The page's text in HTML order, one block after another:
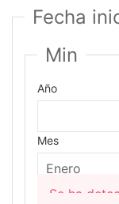
Fecha
Min
Año
Mes
Se ha